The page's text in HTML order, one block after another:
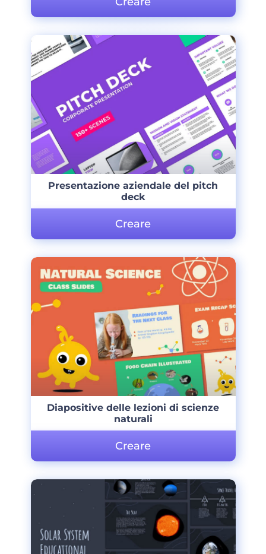
Presentazione aziendale del pitch
deck
Creare
Diapositive delle lezioni di scienze
naturali
Creare